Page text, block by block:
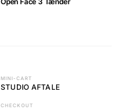
MINI-CART
STUDIO AFTALE
CHECKOUT